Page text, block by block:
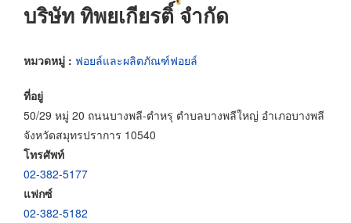
บริษัท ทิพยเกียรติ์ จำกัด
หมวดหมู่ : ฟอยล์และผลิตภัณฑ์ฟอยล์
ที่อยู่
50/29 หมู่ 20 ถนนบางพลี-ตำหรุ ตำบลบางพลีใหญ่ อำเภอบางพลี
จังหวัดสมุทรปราการ 10540
โทรศัพท์
02-382-5177
แฟกซ์
02-382-5182